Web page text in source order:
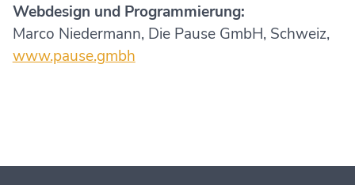
Webdesign und Programmierung:
Marco Niedermann, Die Pause GmbH, Schweiz,
www.pause.gmbh